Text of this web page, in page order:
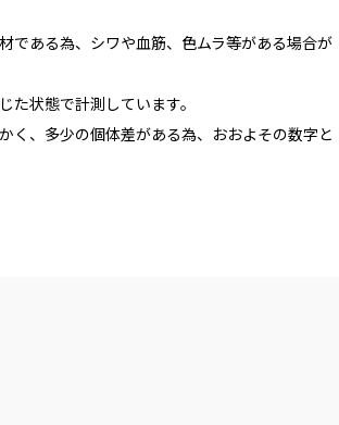
である為、シワや血筋、色ムラ等がある場合が
た状態で計測しています。
く、多少の個体差がある為、おおよその数字と